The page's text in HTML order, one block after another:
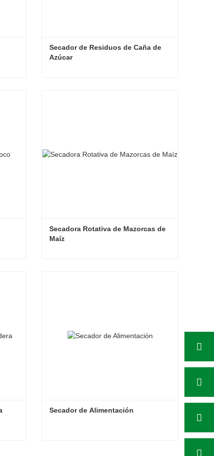
Secador de Residuos de Caña de
Azúcar
Secadora Rotativa de Mazorcas de
Maíz
Secador de Alimentación